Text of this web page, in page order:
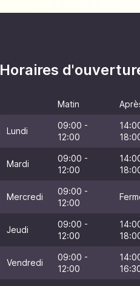
Horaires
Matin
Lundi
09:00 -
12:00
Mardi
09:00 -
12:00
Mercredi
09:00 -
12:00
Jeudi
09:00 -
12:00
Vendredi
09:00 -
12:00